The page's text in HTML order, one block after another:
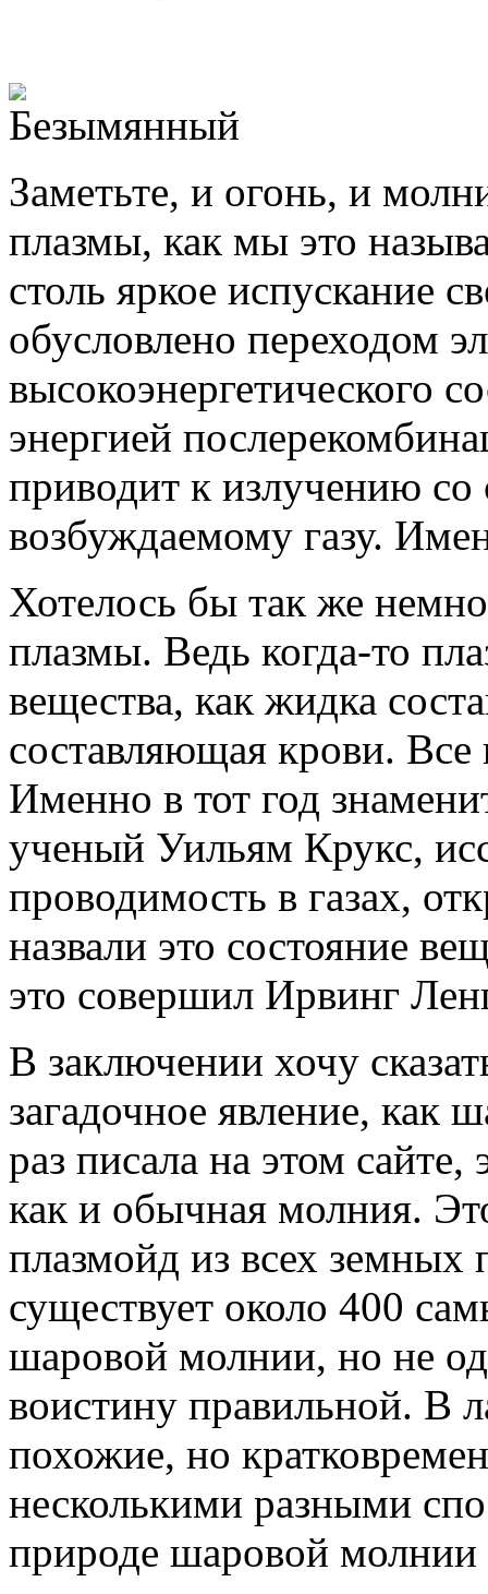
Заметьте, и огонь, и
плазмы, как мы это
столь яркое испускание
обусловлено переходом
высокоэнергетического
энергией
приводит к излучению
возбуждаемому газу.
Хотелось бы так же
плазмы. Ведь когда-то
вещества, как жидка
составляющая крови. Все
Именно в тот год
ученый Уильям Крукс,
проводимость в газах,
назвали это состояние
это совершил Ирвинг
В заключении хочу
загадочное явление, как
раз писала на этом
как и обычная молния.
плазмойд из всех земных
существует около 400
шаровой молнии, но не
воистину правильной. В
похожие, но
несколькими разными
природе шаровой молнии